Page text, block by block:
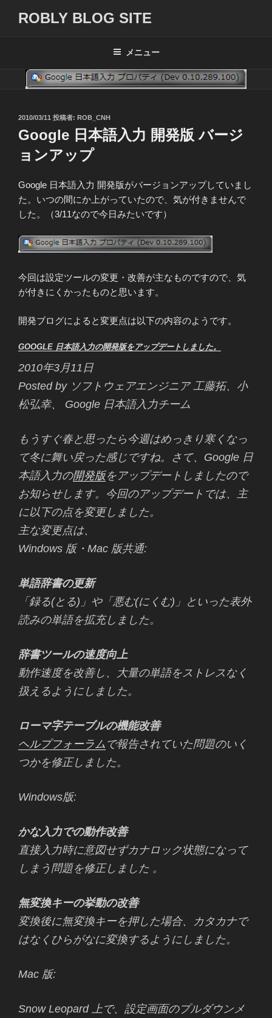
ROBLY BLOG SITE
メニュー
投
稿
日:
2010/03/11 投稿者: ROB_CNH
Google 日本語入力 開発版 バージ
ョンアップ
Google 日本語入力 開発版がバージョンアップしていまし
た。いつの間にか上がっていたので、気が付きませんで
した。（3/11なので今日みたいです）
今回は設定ツールの変更・改善が主なものですので、気
が付きにくかったものと思います。
開発ブログによると変更点は以下の内容のようです。
GOOGLE 日本語入力の開発版をアップデートしました。
2010年3月11日
Posted by ソフトウェアエンジニア 工藤拓、小
松弘幸、 Google 日本語入力チーム
もうすぐ春と思ったら今週はめっきり寒くなっ
て冬に舞い戻った感じですね。さて、Google 日
本語入力の開発版をアップデートしましたので
お知らせします。今回のアップデートでは、主
に以下の点を変更しました。
主な変更点は、
Windows 版・Mac 版共通:
単語辞書の更新
「録る(とる)」や「悪む(にくむ)」といった表外
読みの単語を拡充しました。
辞書ツールの速度向上
動作速度を改善し、大量の単語をストレスなく
扱えるようにしました。
ローマ字テーブルの機能改善
ヘルプフォーラム で報告されていた問題のいく
つかを修正しました。
Windows版:
かな入力での動作改善
直接入力時に意図せずカナロック状態になって
しまう問題を修正しました 。
無変換キーの挙動の改善
変換後に無変換キーを押した場合、カタカナで
はなくひらがなに変換するようにしました。
Mac 版:
Snow Leopard 上で、設定画面のプルダウンメ